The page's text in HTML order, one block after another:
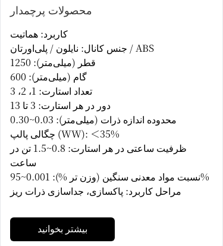
محصولات پرچمدار
کاربرد: هماتیت
جنس کانال: نایلون / پلی‌اورتان / ABS
قطر (میلی‌متر): 1250
گام (میلی‌متر): 600
تعداد استارت: 1، 2، 3
دور در هر استارت: 3 تا 13
محدوده اندازه ذرات (میلی‌متر): 0.03~0.30
چگالی پالپ (WW): ＜35%
ظرفیت ساعتی در هر استارت: 0.8~1.5 تن در
ساعت
نسبت مواد معدنی سنگین (وزن تر %): 0.001~95%
مراحل کاربرد: پاکسازی، جداسازی ذرات ریز
بیشتر بخوانید